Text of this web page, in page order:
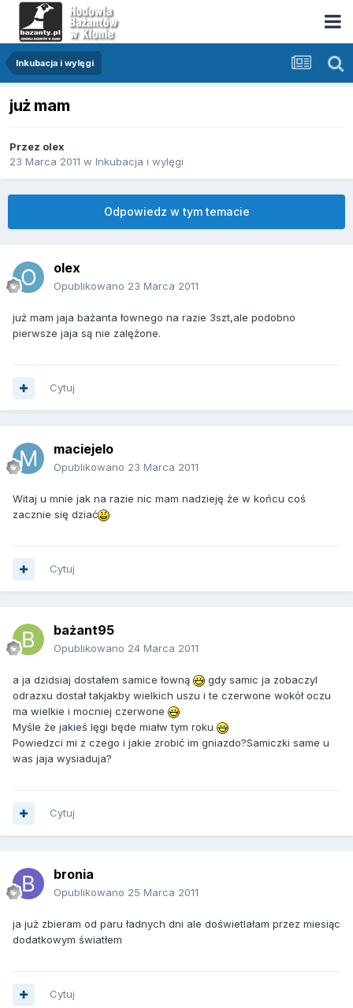
Inkubacja i wylęgi
już mam
Przez olex
23 Marca 2011 w Inkubacja i wylęgi
Odpowiedz w tym temacie
olex
Opublikowano 23 Marca 2011
już mam jaja bażanta łownego na razie 3szt,ale podobno
pierwsze jaja są nie zalężone.
Cytuj
maciejelo
Opublikowano 23 Marca 2011
Witaj u mnie jak na razie nic mam nadzieję że w końcu coś
zacznie się dziać
Cytuj
bażant95
Opublikowano 24 Marca 2011
a ja dzidsiaj dostałem samice łowną
gdy samic ja zobaczyl
odrazxu dostał takjakby wielkich uszu i te czerwone wokół oczu
ma wielkie i mocniej czerwone
Myśle że jakieś lęgi będe miałw tym roku
Powiedzci mi z czego i jakie zrobić im gniazdo?Samiczki same u
was jaja wysiaduja?
Cytuj
bronia
Opublikowano 25 Marca 2011
ja już zbieram od paru ładnych dni ale doświetlałam przez miesiąc
dodatkowym światłem
Cytuj